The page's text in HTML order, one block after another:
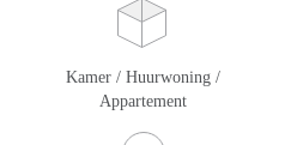
Kamer / Huurwoning /
Appartement